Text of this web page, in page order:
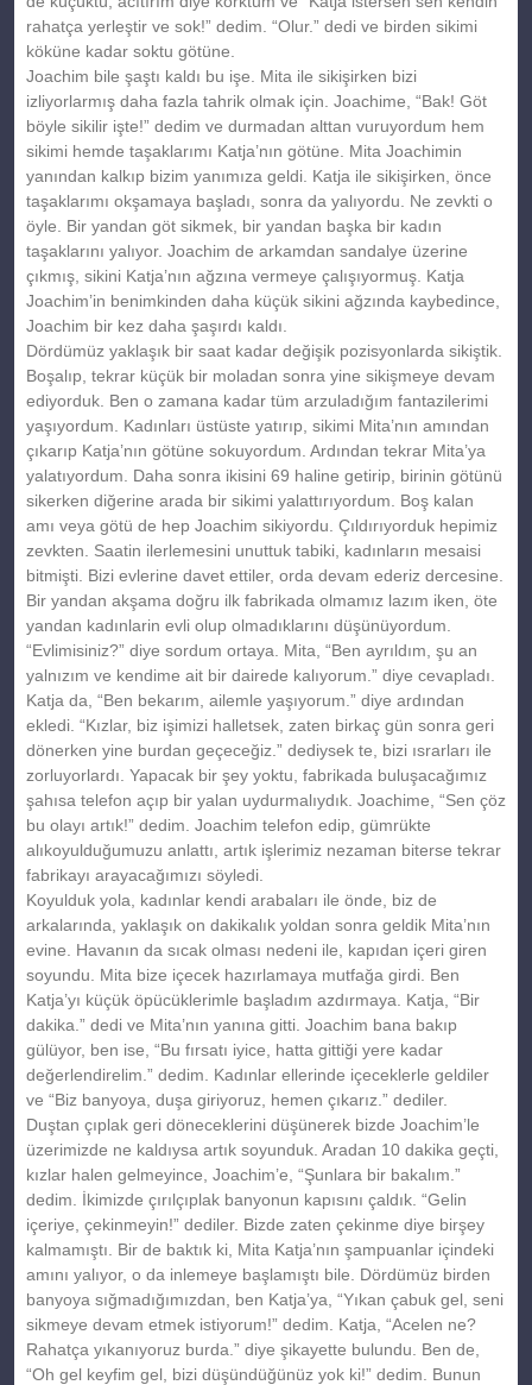
rahatça yerleştir ve sok!” dedim. “Olur.” dedi ve birden sikimi
köküne kadar soktu götüne.
Joachim bile şaştı kaldı bu işe. Mita ile sikişirken bizi
izliyorlarmış daha fazla tahrik olmak için. Joachime, “Bak! Göt
böyle sikilir işte!” dedim ve durmadan alttan vuruyordum hem
sikimi hemde taşaklarımı Katja’nın götüne. Mita Joachimin
yanından kalkıp bizim yanımıza geldi. Katja ile sikişirken, önce
taşaklarımı okşamaya başladı, sonra da yalıyordu. Ne zevkti o
öyle. Bir yandan göt sikmek, bir yandan başka bir kadın
taşaklarını yalıyor. Joachim de arkamdan sandalye üzerine
çıkmış, sikini Katja’nın ağzına vermeye çalışıyormuş. Katja
Joachim’in benimkinden daha küçük sikini ağzında kaybedince,
Joachim bir kez daha şaşırdı kaldı.
Dördümüz yaklaşık bir saat kadar değişik pozisyonlarda sikiştik.
Boşalıp, tekrar küçük bir moladan sonra yine sikişmeye devam
ediyorduk. Ben o zamana kadar tüm arzuladığım fantazilerimi
yaşıyordum. Kadınları üstüste yatırıp, sikimi Mita’nın amından
çıkarıp Katja’nın götüne sokuyordum. Ardından tekrar Mita’ya
yalatıyordum. Daha sonra ikisini 69 haline getirip, birinin götünü
sikerken diğerine arada bir sikimi yalattırıyordum. Boş kalan
amı veya götü de hep Joachim sikiyordu. Çıldırıyorduk hepimiz
zevkten. Saatin ilerlemesini unuttuk tabiki, kadınların mesaisi
bitmişti. Bizi evlerine davet ettiler, orda devam ederiz dercesine.
Bir yandan akşama doğru ilk fabrikada olmamız lazım iken, öte
yandan kadınlarin evli olup olmadıklarını düşünüyordum.
“Evlimisiniz?” diye sordum ortaya. Mita, “Ben ayrıldım, şu an
yalnızım ve kendime ait bir dairede kalıyorum.” diye cevapladı.
Katja da, “Ben bekarım, ailemle yaşıyorum.” diye ardından
ekledi. “Kızlar, biz işimizi halletsek, zaten birkaç gün sonra geri
dönerken yine burdan geçeceğiz.” dediysek te, bizi ısrarları ile
zorluyorlardı. Yapacak bir şey yoktu, fabrikada buluşacağımız
şahısa telefon açıp bir yalan uydurmalıydık. Joachime, “Sen çöz
bu olayı artık!” dedim. Joachim telefon edip, gümrükte
alıkoyulduğumuzu anlattı, artık işlerimiz nezaman biterse tekrar
fabrikayı arayacağımızı söyledi.
Koyulduk yola, kadınlar kendi arabaları ile önde, biz de
arkalarında, yaklaşık on dakikalık yoldan sonra geldik Mita’nın
evine. Havanın da sıcak olması nedeni ile, kapıdan içeri giren
soyundu. Mita bize içecek hazırlamaya mutfağa girdi. Ben
Katja’yı küçük öpücüklerimle başladım azdırmaya. Katja, “Bir
dakika.” dedi ve Mita’nın yanına gitti. Joachim bana bakıp
gülüyor, ben ise, “Bu fırsatı iyice, hatta gittiği yere kadar
değerlendirelim.” dedim. Kadınlar ellerinde içeceklerle geldiler
ve “Biz banyoya, duşa giriyoruz, hemen çıkarız.” dediler.
Duştan çıplak geri döneceklerini düşünerek bizde Joachim’le
üzerimizde ne kaldıysa artık soyunduk. Aradan 10 dakika geçti,
kızlar halen gelmeyince, Joachim’e, “Şunlara bir bakalım.”
dedim. İkimizde çırılçıplak banyonun kapısını çaldık. “Gelin
içeriye, çekinmeyin!” dediler. Bizde zaten çekinme diye birşey
kalmamıştı. Bir de baktık ki, Mita Katja’nın şampuanlar içindeki
amını yalıyor, o da inlemeye başlamıştı bile. Dördümüz birden
banyoya sığmadığımızdan, ben Katja’ya, “Yıkan çabuk gel, seni
sikmeye devam etmek istiyorum!” dedim. Katja, “Acelen ne?
Rahatça yıkanıyoruz burda.” diye şikayette bulundu. Ben de,
“Oh gel keyfim gel, bizi düşündüğünüz yok ki!” dedim. Bunun